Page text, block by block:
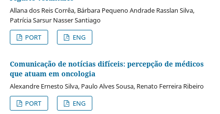
Allana dos Reis Corrêa, Bárbara Pequeno Andrade Rasslan Silva,
Patrícia Sarsur Nasser Santiago
PORT
ENG
Comunicação de notícias difíceis: percepção de médicos
que atuam em oncologia
Alexandre Ernesto Silva, Paulo Alves Sousa, Renato Ferreira Ribeiro
PORT
ENG